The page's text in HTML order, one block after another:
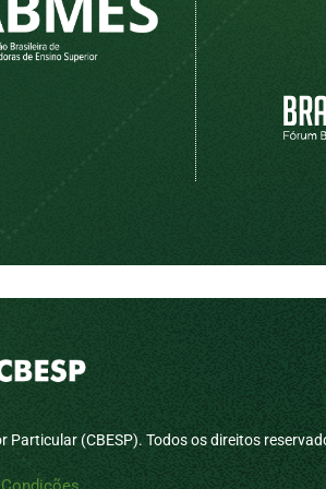
(CBESP). Todos os direitos